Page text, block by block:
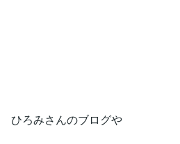
ひろみさんのブログや